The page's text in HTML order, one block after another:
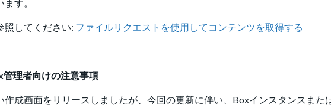
す。
照してください: ファイルリクエストを使用してコンテンツを取得する
理者向けの注意事項
作成画面をリリースしましたが、今回の更新に伴い、Boxインスタンスまた